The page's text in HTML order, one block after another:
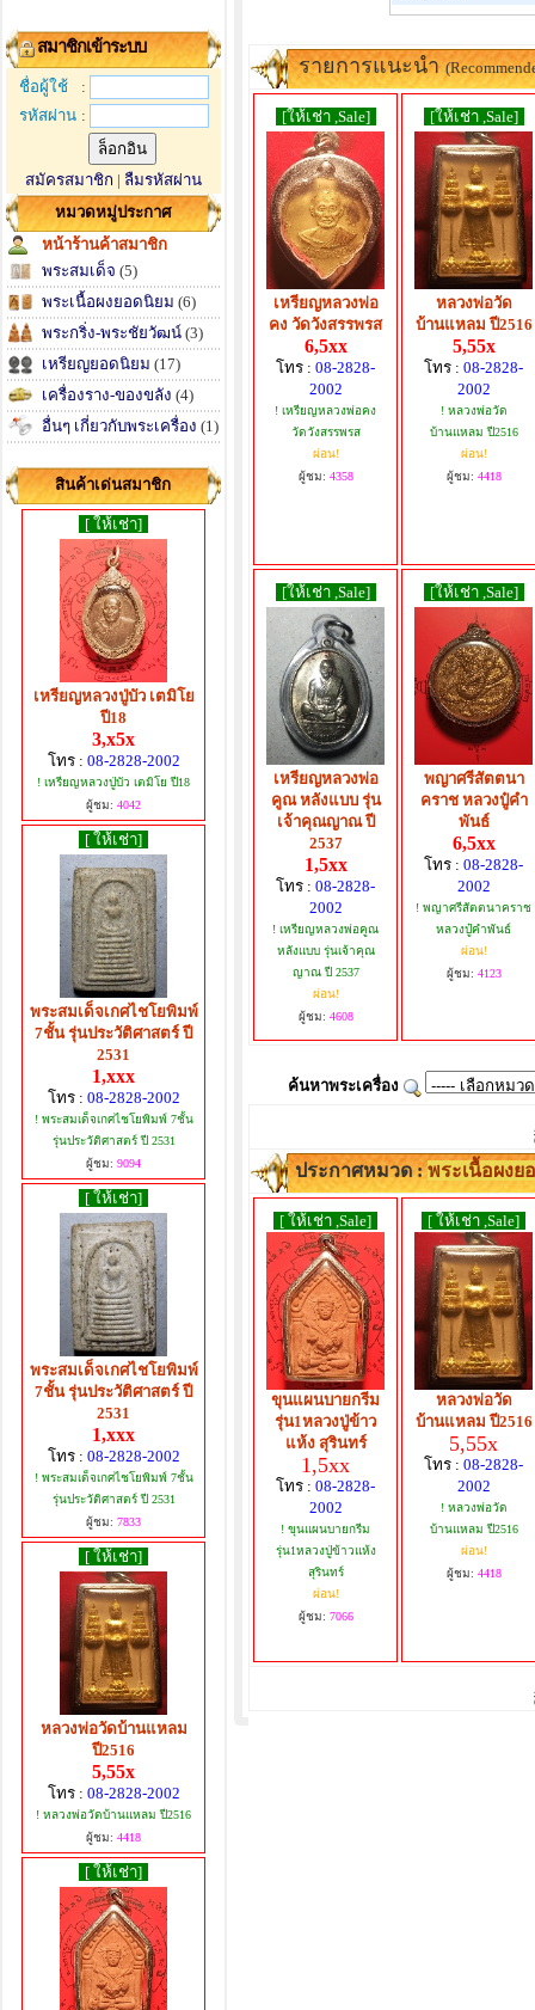
สมาชิกเข้าระบบ
ชื่อผู้ใช้
:
รหัสผ่าน :
สมัครสมาชิก | ลืมรหัสผ่าน
หมวดหมู่ประกาศ
หน้าร้านค้าสมาชิก
พระสมเด็จ (5)
พระเนื้อผงยอดนิยม (6)
พระกริ่ง-พระชัยวัฒน์ (3)
เหรียญยอดนิยม (17)
เครื่องราง-ของขลัง (4)
อื่นๆ เกี่ยวกับพระเครื่อง (1)
สินค้าเด่นสมาชิก
[ ให้เช่า]
เหรียญหลวงปู่บัว เตมิโย
ปี18
3,x5x
โทร : 08-2828-2002
! เหรียญหลวงปู่บัว เตมิโย ปี18
ผู้ชม: 4042
[ ให้เช่า]
พระสมเด็จเกศไชโยพิมพ์
7ชั้น รุ่นประวัติศาสตร์ ปี
2531
1,xxx
โทร : 08-2828-2002
! พระสมเด็จเกศไชโยพิมพ์ 7ชั้น
รุ่นประวัติศาสตร์ ปี 2531
ผู้ชม: 9094
[ ให้เช่า]
พระสมเด็จเกศไชโยพิมพ์
7ชั้น รุ่นประวัติศาสตร์ ปี
2531
1,xxx
โทร : 08-2828-2002
! พระสมเด็จเกศไชโยพิมพ์ 7ชั้น
รุ่นประวัติศาสตร์ ปี 2531
ผู้ชม: 7833
[ ให้เช่า]
หลวงพ่อวัดบ้านแหลม
ปี2516
5,55x
โทร : 08-2828-2002
! หลวงพ่อวัดบ้านแหลม ปี2516
ผู้ชม: 4418
[ ให้เช่า]
รายการแนะนำ
[ให้เช่า ,Sale]
เหรียญหลวงพ่อ
คง วัดวังสรรพรส
6,5xx
โทร : 08-2828-
2002
! เหรียญหลวงพ่อคง
วัดวังสรรพรส
ผ่อน!
ผู้ชม: 4358
[ให้เช่า ,Sale]
หลวงพ่อวัด
บ้านแหลม ปี2516
5,55x
โทร : 08-2828-
2002
! หลวงพ่อวัด
บ้านแหลม ปี2516
ผ่อน!
ผู้ชม: 4418
[ให้เช่า ,Sale]
เหรียญหลวงพ่อ
คูณ หลังแบบ รุ่น
เจ้าคุณญาณ ปี
2537
1,5xx
โทร : 08-2828-
2002
! เหรียญหลวงพ่อคูณ
หลังแบบ รุ่นเจ้าคุณ
ญาณ ปี 2537
ผ่อน!
ผู้ชม: 4608
[ให้เช่า ,Sale]
พญาศรีสัตตนา
คราช หลวงปู๋คำ
พันธ์
6,5xx
โทร : 08-2828-
2002
! พญาศรีสัตตนาคราช
หลวงปู๋คำพันธ์
ผ่อน!
ผู้ชม: 4123
ค้นหาพระเครื่อง
ประกาศหมวด :พระเนื้อผง
[ ให้เช่า ,Sale]
ขุนแผนบายกรีม
รุ่น1หลวงปู่ข้าว
แห้ง สุรินทร์
1,5xx
โทร : 08-2828-
2002
! ขุนแผนบายกรีม
รุ่น1หลวงปู่ข้าวแห้ง
สุรินทร์
ผ่อน!
ผู้ชม: 7066
[ ให้เช่า ,Sale]
หลวงพ่อวัด
บ้านแหลม ปี2516
5,55x
โทร : 08-2828-
2002
! หลวงพ่อวัด
บ้านแหลม ปี2516
ผ่อน!
ผู้ชม: 4418